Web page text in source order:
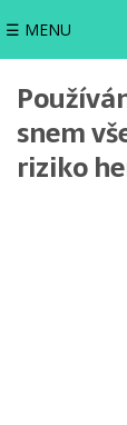
☰ MENU
snem
riziko